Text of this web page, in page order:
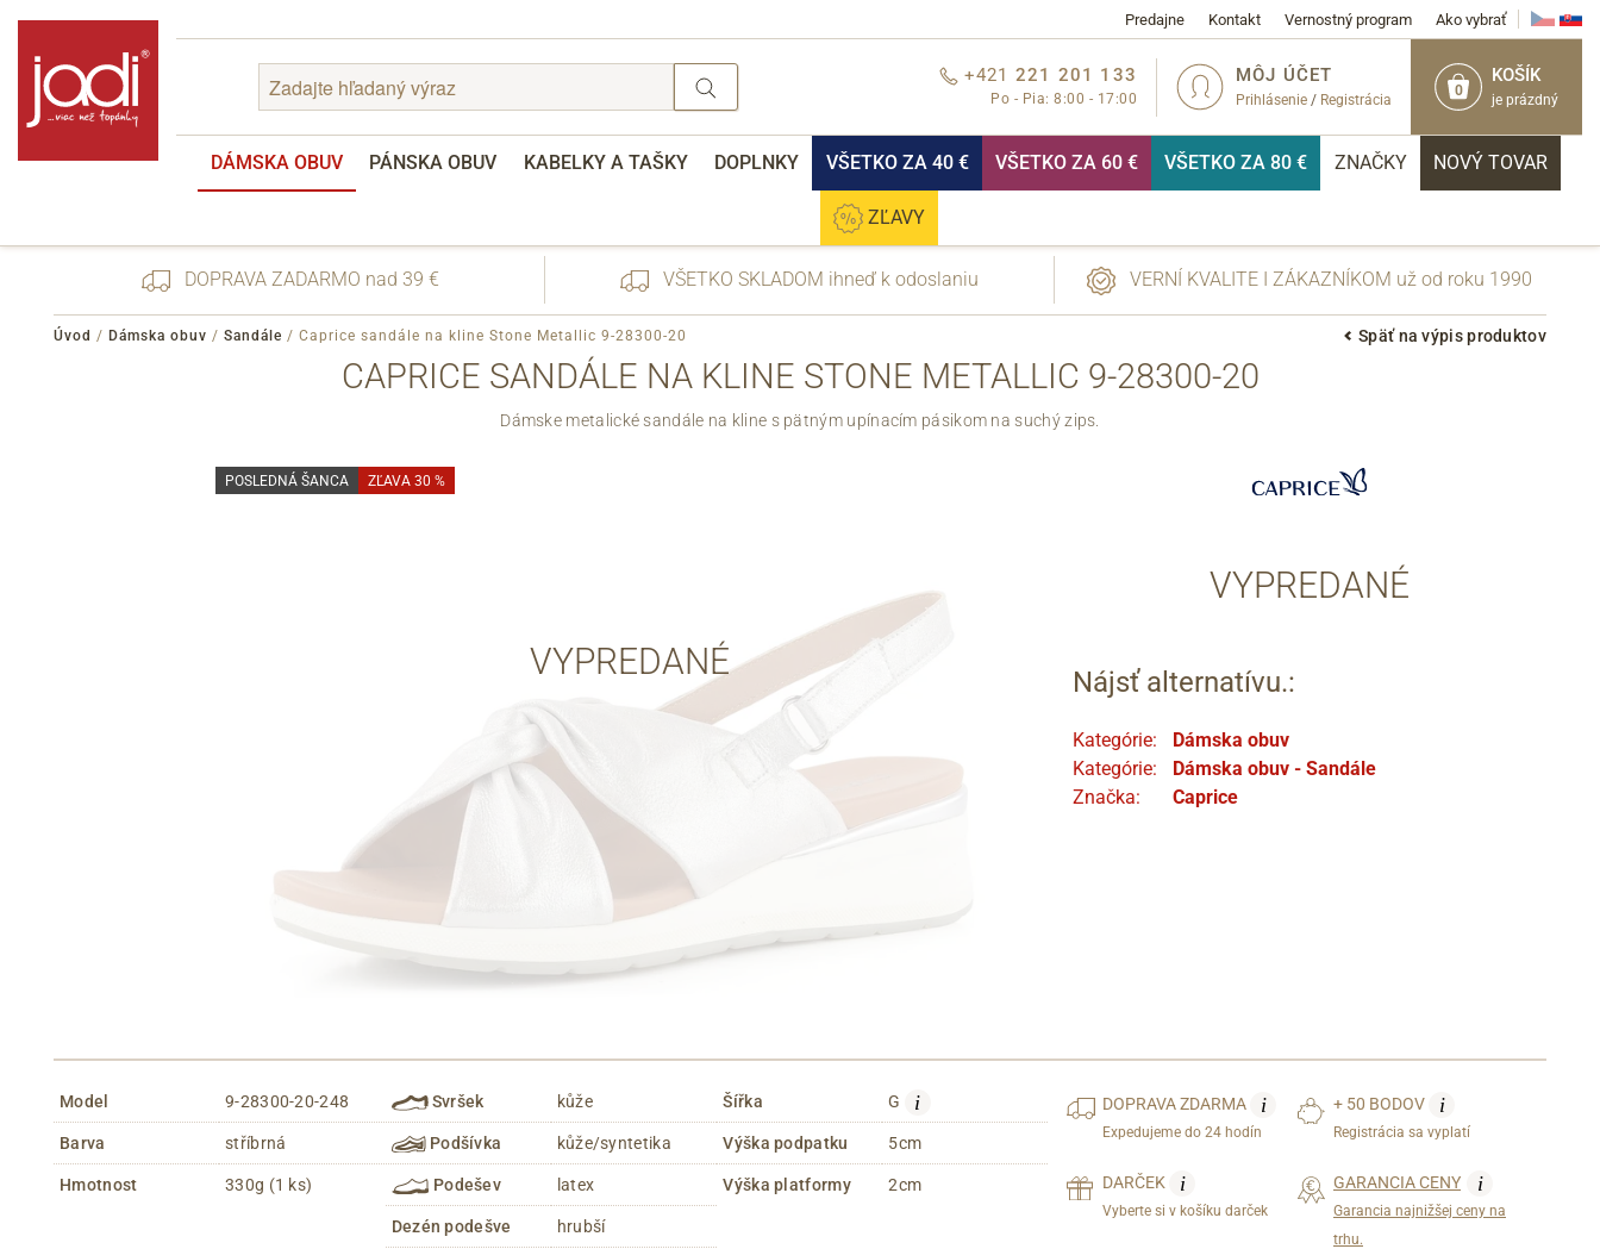
Predajne Kontakt Vernostný program Ako vybrať
0
KOŠÍK
je prázdný
MÔJ ÚČET
Prihlásenie / Registrácia
+421 221 201 133
Po - Pia: 8:00 - 17:00
DÁMSKA OBUV PÁNSKA OBUV KABELKY A TAŠKY DOPLNKY VŠETKO ZA 40 € VŠETKO ZA 60 € VŠETKO ZA 80 € ZNAČKY NOVÝ TOVAR
ZĽAVY
Cez Google
DOPRAVA ZADARMO nad 39 € VŠETKO SKLADOM ihneď k odoslaniu VERNÍ KVALITE I ZÁKAZNÍKOM už od roku 1990
Späť na výpis produktov
Úvod / Dámska obuv / Sandále / Caprice sandále na kline Stone Metallic 9-28300-20
CAPRICE SANDÁLE NA KLINE STONE METALLIC 9-28300-20
Dámske metalické sandále na kline s pätným upínacím pásikom na suchý zips.
VYPREDANÉ
POSLEDNÁ ŠANCA ZĽAVA 30 %
VYPREDANÉ
Nájsť alternatívu.:
Kategórie:
Dámska obuv
Kategórie:
Dámska obuv - Sandále
Značka:
Caprice
Model 9-28300-20-248
Barva stříbrná
Hmotnost 330g (1 ks)
Svršek kůže
Podšívka kůže/syntetika
Podešev latex
Dezén podešve hrubší
Šířka G i
Výška podpatku 5cm
Výška platformy 2cm
DOPRAVAZDARMA i
Expedujeme do 24 hodín
+ 50 BODOV i
Registrácia sa vyplatí
DARČEK i
Vyberte si v košíku darček
GARANCIA CENY i
Garancia najnižšej ceny na
trhu.